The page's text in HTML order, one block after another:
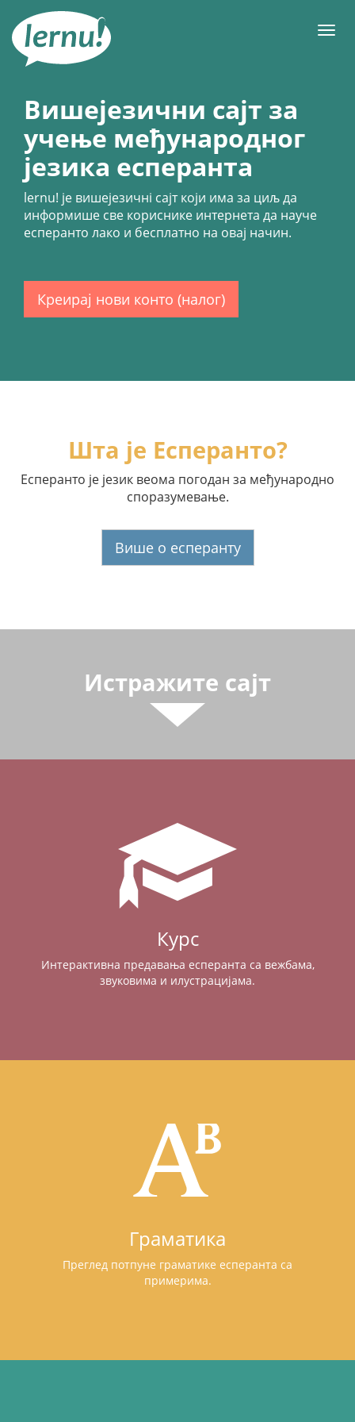
садржају
Вишејезични сајт за
учење међународног
језика есперанта
lernu! је вишејезичнi сајт који има за циљ да
информише све кориснике интернета да науче
есперанто лако и бесплатно на овај начин.
Креирај нови конто (налог)
Шта је Есперанто?
Есперанто је језик веома погодан за међународно
споразумевање.
Више о есперанту
Истражите сајт
Курс
Интерактивна предавања есперанта са вежбама,
звуковима и илустрацијама.
Граматика
Преглед потпуне граматике есперанта са
примерима.